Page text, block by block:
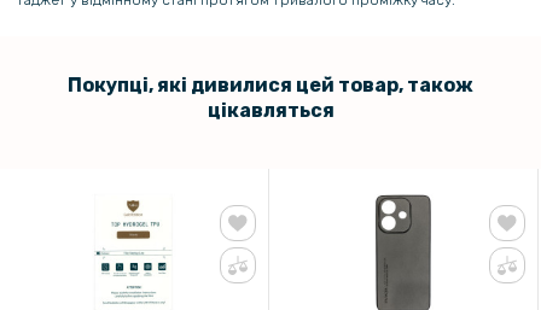
Покупці, які дивилися цей товар, також
цікавляться